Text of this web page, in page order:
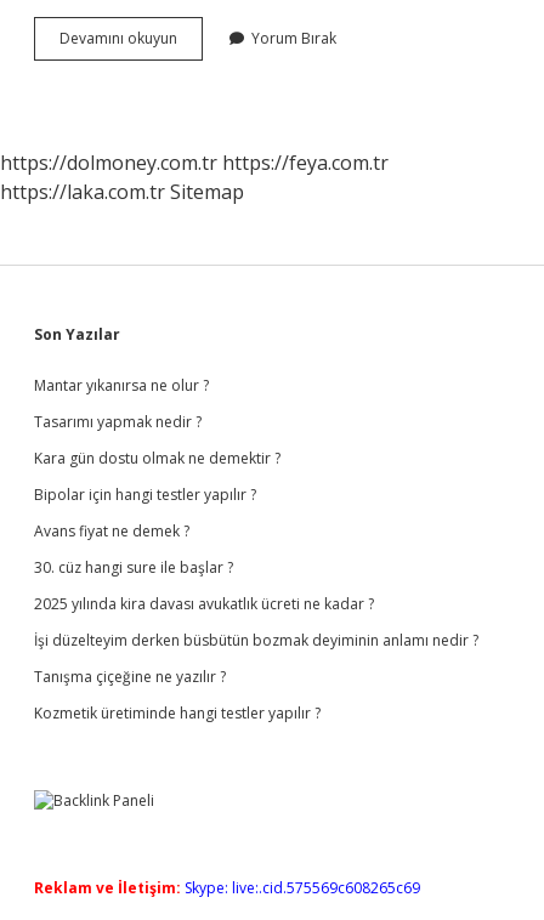
Devamını okuyun
Market
Yorum Bırak
https://dolmoney.com.tr https://feya.com.tr
https://laka.com.trSitemap
Sidebar
Son Yazılar
Mantar yıkanırsa ne olur ?
Tasarımı yapmak nedir ?
Kara gün dostu olmak ne demektir ?
Bipolar için hangi testler yapılır ?
Avans fiyat ne demek ?
30. cüz hangi sure ile başlar ?
2025 yılında kira davası avukatlık ücreti ne kadar ?
İşi düzelteyim derken büsbütün bozmak deyiminin anlamı nedir ?
Tanışma çiçeğine ne yazılır ?
Kozmetik üretiminde hangi testler yapılır ?
Reklam ve İletişim: Skype: live:.cid.575569c608265c69